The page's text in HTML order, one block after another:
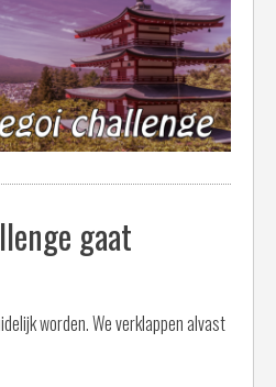
gaat
worden. We verklappen alvast